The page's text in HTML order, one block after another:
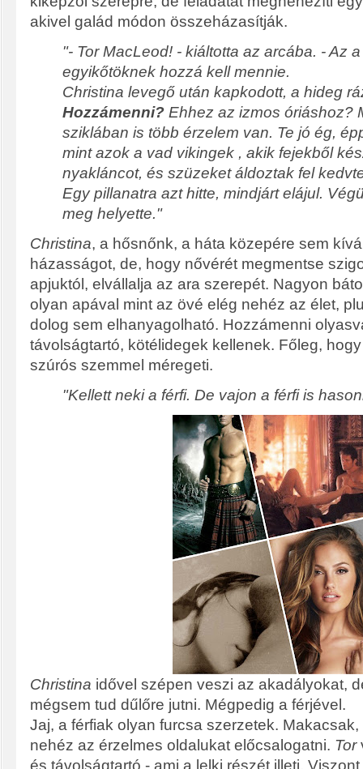
akivel galád módon összeházasítják.
"- Tor MacLeod! - kiáltotta az arcába. - Az
egyikőtöknek hozzá kell mennie.
Christina levegő után kapkodott, a hideg
Hozzámenni? Ehhez az izmos óriáshoz?
sziklában is több érzelem van. Te jó ég,
mint azok a vad vikingek , akik fejekből
nyakláncot, és szüzeket áldoztak fel
Egy pillanatra azt hitte, mindjárt elájul.
meg helyette."
Christina, a hősnőnk, a háta közepére sem
házasságot, de, hogy nővérét megmentse
apjuktól, elvállalja az ara szerepét. Nagyon
olyan apával mint az övé elég nehéz az élet,
dolog sem elhanyagolható. Hozzámenni
távolságtartó, kötélidegek kellenek. Főleg,
szúrós szemmel méregeti.
"Kellett neki a férfi. De vajon a férfi is
Christina idővel szépen veszi az akadályokat,
mégsem tud dűlőre jutni. Mégpedig a férjével.
Jaj, a férfiak olyan furcsa szerzetek.
nehéz az érzelmes oldalukat előcsalogatni. Tor
és távolságtartó - ami a lelki részét illeti.